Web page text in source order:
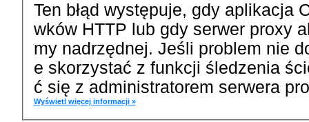
Ten błąd występuje, gdy aplikacja
wków HTTP lub gdy serwer proxy
my nadrzędnej. Jeśli problem nie
e skorzystać z funkcji śledzenia
ć się z administratorem serwera
Wyświetl więcej informacji »